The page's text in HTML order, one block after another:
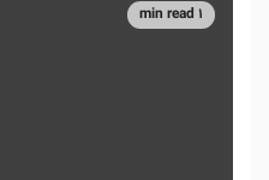
1 min read